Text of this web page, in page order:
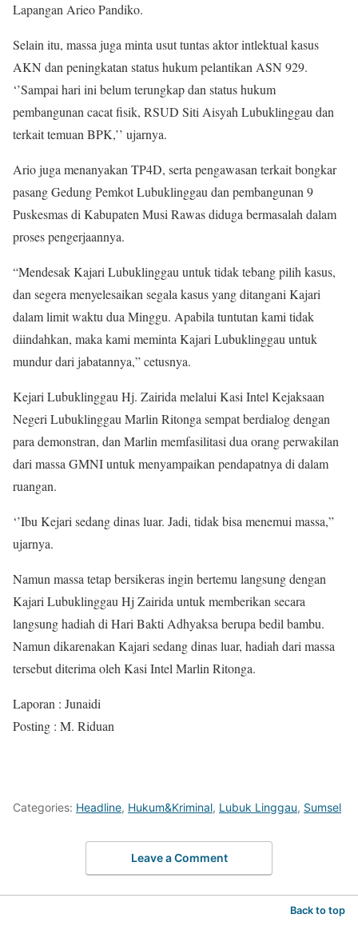
Lapangan Arieo Pandiko.
Selain itu, massa juga minta usut tuntas aktor intlektual kasus
AKN dan peningkatan status hukum pelantikan ASN 929.
‘’Sampai hari ini belum terungkap dan status hukum
pembangunan cacat fisik, RSUD Siti Aisyah Lubuklinggau dan
terkait temuan BPK,’’ ujarnya.
Ario juga menanyakan TP4D, serta pengawasan terkait bongkar
pasang Gedung Pemkot Lubuklinggau dan pembangunan 9
Puskesmas di Kabupaten Musi Rawas diduga bermasalah dalam
proses pengerjaannya.
“Mendesak Kajari Lubuklinggau untuk tidak tebang pilih kasus,
dan segera menyelesaikan segala kasus yang ditangani Kajari
dalam limit waktu dua Minggu. Apabila tuntutan kami tidak
diindahkan, maka kami meminta Kajari Lubuklinggau untuk
mundur dari jabatannya,” cetusnya.
Kejari Lubuklinggau Hj. Zairida melalui Kasi Intel Kejaksaan
Negeri Lubuklinggau Marlin Ritonga sempat berdialog dengan
para demonstran, dan Marlin memfasilitasi dua orang perwakilan
dari massa GMNI untuk menyampaikan pendapatnya di dalam
ruangan.
‘’Ibu Kejari sedang dinas luar. Jadi, tidak bisa menemui massa,”
ujarnya.
Namun massa tetap bersikeras ingin bertemu langsung dengan
Kajari Lubuklinggau Hj Zairida untuk memberikan secara
langsung hadiah di Hari Bakti Adhyaksa berupa bedil bambu.
Namun dikarenakan Kajari sedang dinas luar, hadiah dari massa
tersebut diterima oleh Kasi Intel Marlin Ritonga.
Laporan : Junaidi
Posting : M. Riduan
Categories: Headline, Hukum&Kriminal, Lubuk Linggau, Sumsel
Leave a Comment
Back to top